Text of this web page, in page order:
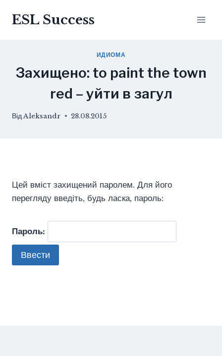
ESL Success
ИДИОМА
Захищено: to paint the town
red – уйти в загул
ВідAleksandr 28.08.2015
Цей вміст захищений паролем. Для його
перегляду введіть, будь ласка, пароль:
Пароль: